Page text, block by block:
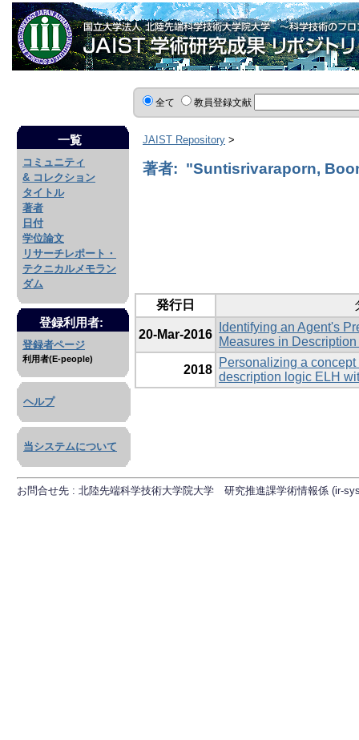
全て 教員登録文献
一覧
コミュニティ
& コレクション
タイトル
著者
日付
学位論文
リサーチレポート・
テクニカルメモラン
ダム
登録利用者:
登録者ページ
利用者(E-people)
ヘルプ
当システムについて
JAIST Repository >
著者: "Suntisrivaraporn,
発行日
20-Mar-2016
Identifying an Agent's
Measures in
2018
Personalizing a
description logic ELH
お問合せ先 : 北陸先端科学技術大学院大学 研究推進課学術情報係 (ir-